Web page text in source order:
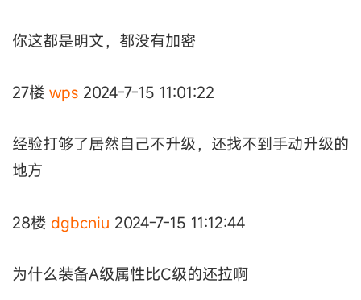
你这都是明文，都没有加密
27楼 wps 2024-7-15 11:01:22
经验打够了居然自己不升级，还找不到手动升级的
地方
28楼 dgbcniu 2024-7-15 11:12:44
为什么装备A级属性比C级的还拉啊